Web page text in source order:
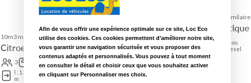
10m3 manuelle
Citroen Jumper
3
CU :
1.4t
L : 2.8 m
l : 1.75
m
H : 1.8
m
Diesel
Renault Trafic automatique ou similaire
Renault Trafic automatique
3 ans
de
permis
9
SP ou
Diesel
Boite
auto
Afin de vous offrir une expérience optimale sur ce site, Loc Eco
utilise des cookies. Ces cookies permettent d’améliorer notre site,
vous garantir une navigation sécurisée et vous proposer des
contenus adaptés et personnalisés. Vous pouvez à tout moment
en consulter le détail et choisir ceux que vous souhaitez activer
en cliquant sur Personnaliser mes choix.